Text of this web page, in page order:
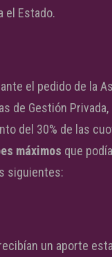
el Estado.
el pedido de la
de Gestión Privada,
del 30% de las
máximos que
siguientes:
un aporte